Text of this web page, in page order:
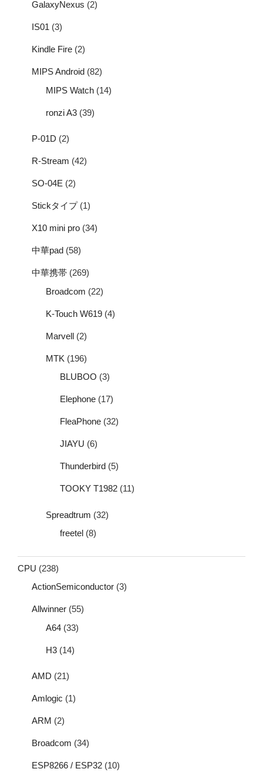
GalaxyNexus (2)
IS01 (3)
Kindle Fire (2)
MIPS Android (82)
MIPS Watch (14)
ronzi A3 (39)
P-01D (2)
R-Stream (42)
SO-04E (2)
Stickタイプ(1)
X10 mini pro (34)
中華pad (58)
中華携帯 (269)
Broadcom (22)
K-Touch W619 (4)
Marvell (2)
MTK (196)
BLUBOO (3)
Elephone (17)
FleaPhone (32)
JIAYU (6)
Thunderbird (5)
TOOKY T1982 (11)
Spreadtrum (32)
freetel (8)
CPU (238)
ActionSemiconductor (3)
Allwinner (55)
A64 (33)
H3 (14)
AMD (21)
Amlogic (1)
ARM (2)
Broadcom (34)
ESP8266 / ESP32 (10)